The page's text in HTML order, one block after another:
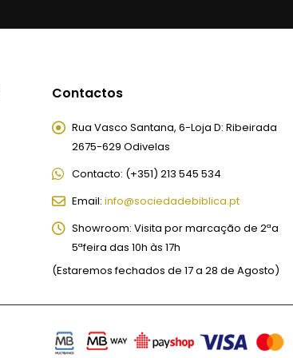
Contactos
Rua Vasco Santana, 6-Loja D: Ribeirada
2675-629 Odivelas
Contacto: (+351) 213 545 534
Email: info@sociedadebiblica.pt
Showroom: Visita por marcação de 2ªa
5ªfeira das 10h às 17h
(Estaremos fechados de 17 a 28 de Agosto)